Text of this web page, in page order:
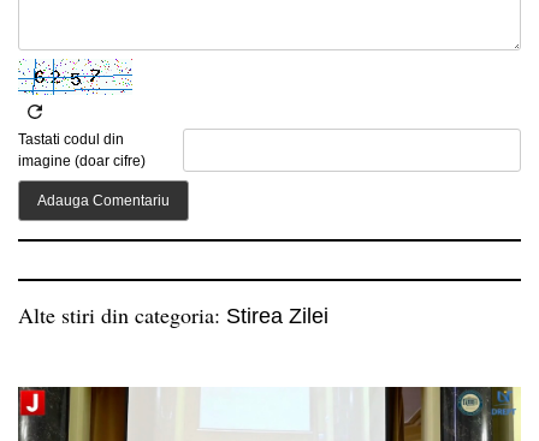
Tastati codul din
imagine (doar cifre)
Alte stiri din categoria: Stirea Zilei